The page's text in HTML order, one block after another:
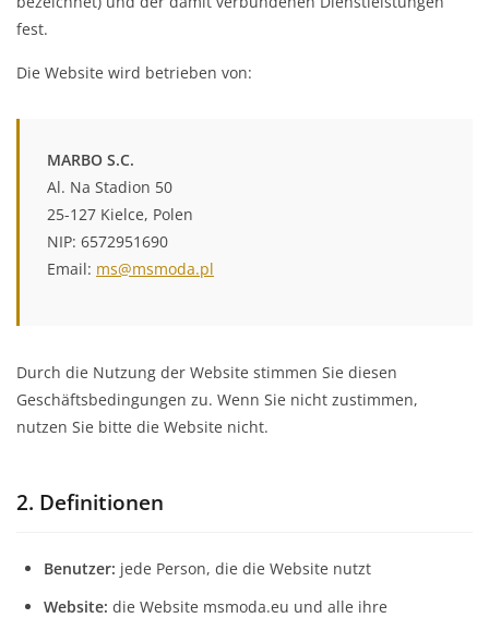
fest.
Die Website wird betrieben von:
MARBO S.C.
Al. Na Stadion 50
25-127 Kielce, Polen
NIP: 6572951690
Email: ms@msmoda.pl
Durch die Nutzung der Website stimmen Sie diesen
Geschäftsbedingungen zu. Wenn Sie nicht zustimmen,
nutzen Sie bitte die Website nicht.
2. Definitionen
Benutzer: jede Person, die die Website nutzt
Website: die Website msmoda.eu und alle ihre